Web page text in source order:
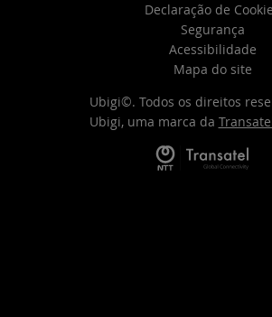
Declaração de
Segurança
Acessibilidade
Mapa do site
Ubigi©. Todos os direitos
Ubigi, uma marca da